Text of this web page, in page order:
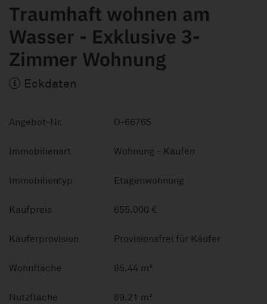
Traumhaft wohnen am
Wasser - Exklusive 3-
Zimmer Wohnung
Eckdaten
Angebot-Nr. O-66765
Immobilienart Wohnung - Kaufen
Immobilientyp Etagenwohnung
Kaufpreis 655.000 €
Käuferprovision Provisionsfrei für Käufer
Wohnfläche 85.44 m²
Nutzfläche 89.21 m²